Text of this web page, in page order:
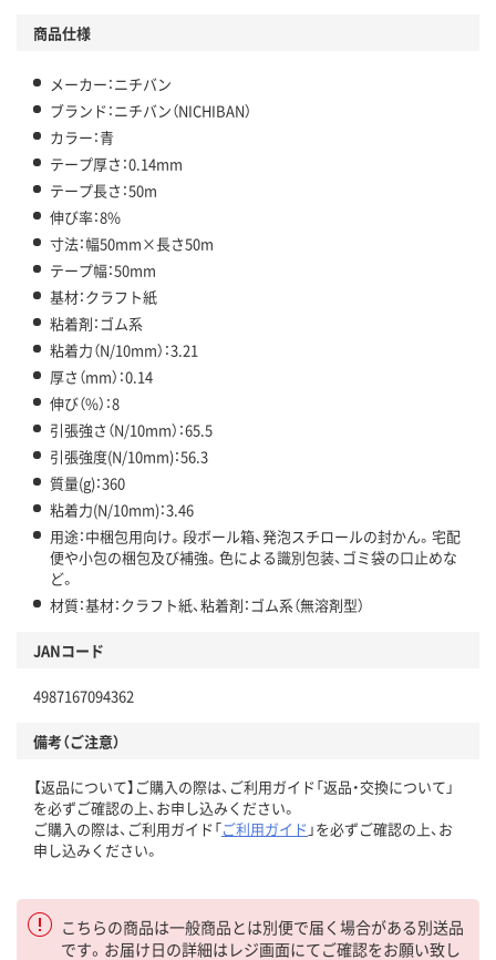
商品仕様
メーカー：ニチバン
ブランド：ニチバン（NICHIBAN）
カラー：青
テープ厚さ：0.14mm
テープ長さ：50m
伸び率：8%
寸法：幅50mm×長さ50m
テープ幅：50mm
基材：クラフト紙
粘着剤：ゴム系
粘着力（N/10mm）：3.21
厚さ（mm）：0.14
伸び（%）：8
引張強さ（N/10mm）：65.5
引張強度(N/10mm)：56.3
質量(g)：360
粘着力(N/10mm)：3.46
用途：中梱包用向け。段ボール箱、発泡スチロールの封かん。宅配
便や小包の梱包及び補強。色による識別包装、ゴミ袋の口止めな
ど。
材質：基材：クラフト紙、粘着剤：ゴム系（無溶剤型）
JANコード
4987167094362
備考（ご注意）
【返品について】ご購入の際は、ご利用ガイド「返品・交換について」
を必ずご確認の上、お申し込みください。
ご購入の際は、ご利用ガイド「ご利用ガイド 」を必ずご確認の上、お
申し込みください。
こちらの商品は一般商品とは別便で届く場合がある別送品
です。お届け日の詳細はレジ画面にてご確認をお願い致し